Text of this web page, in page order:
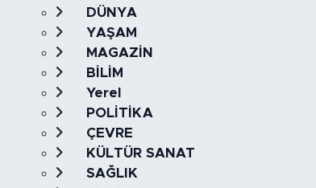
DÜNYA
YAŞAM
MAGAZİN
BİLİM
Yerel
POLİTİKA
ÇEVRE
KÜLTÜR SANAT
SAĞLIK